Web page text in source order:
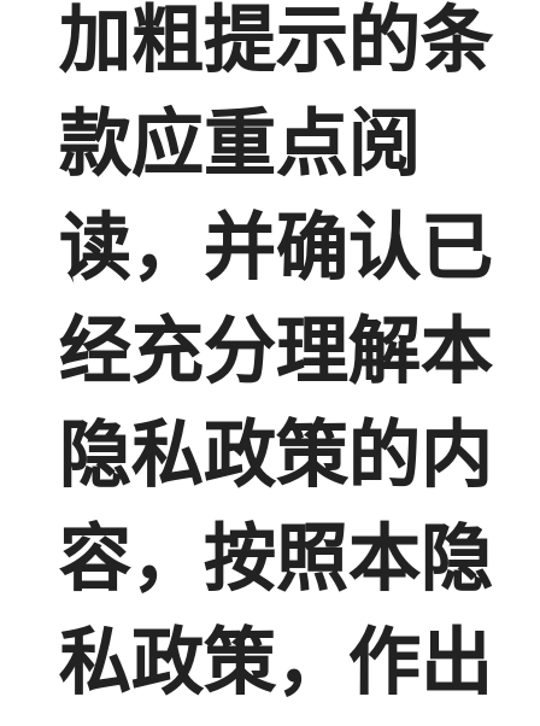
加粗提示的条
款应重点阅
读，并确认已
经充分理解本
隐私政策的内
容，按照本隐
私政策，作出